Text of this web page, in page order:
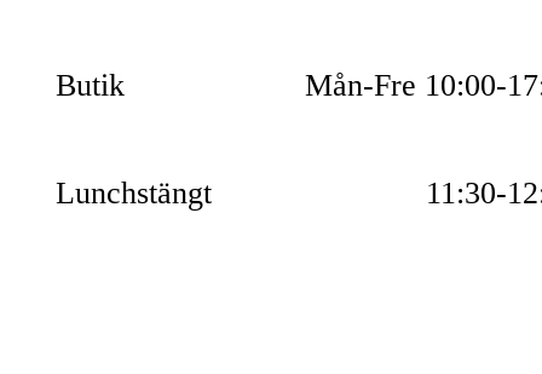
Butik Mån-Fre 10:00-
Lunchstängt 11:30-